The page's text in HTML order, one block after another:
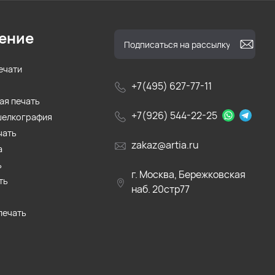
+7(495) 627-77-11
+7(926) 544-22-25
zakaz@artia.ru
г. Москва, Бережковская
наб. 20стр77
печать